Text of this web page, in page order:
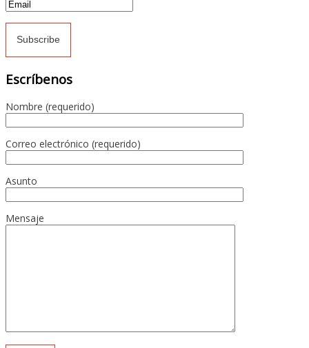
Escríbenos
Nombre (requerido)
Correo electrónico (requerido)
Asunto
Mensaje